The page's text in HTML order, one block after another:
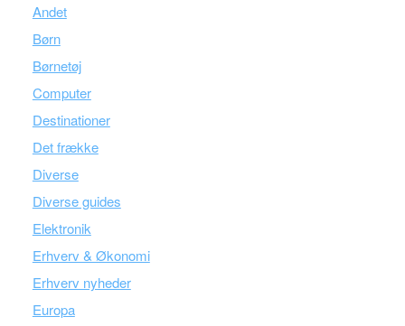
Andet
Børn
Børnetøj
Computer
Destinationer
Det frække
Diverse
Diverse guides
Elektronik
Erhverv & Økonomi
Erhverv nyheder
Europa